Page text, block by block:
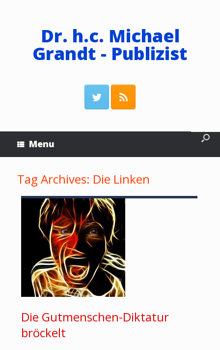
Dr. h.c. Michael
Grandt - Publizist
Menu
Tag Archives: Die Linken
Die Gutmenschen-Diktatur
bröckelt